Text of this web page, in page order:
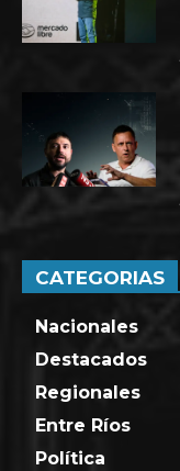
CATEGORIAS
Nacionales
Destacados
Regionales
Entre Ríos
Política